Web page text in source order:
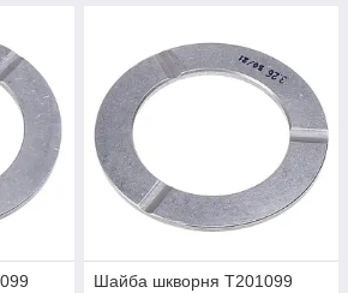
Шайба шкворня T201099